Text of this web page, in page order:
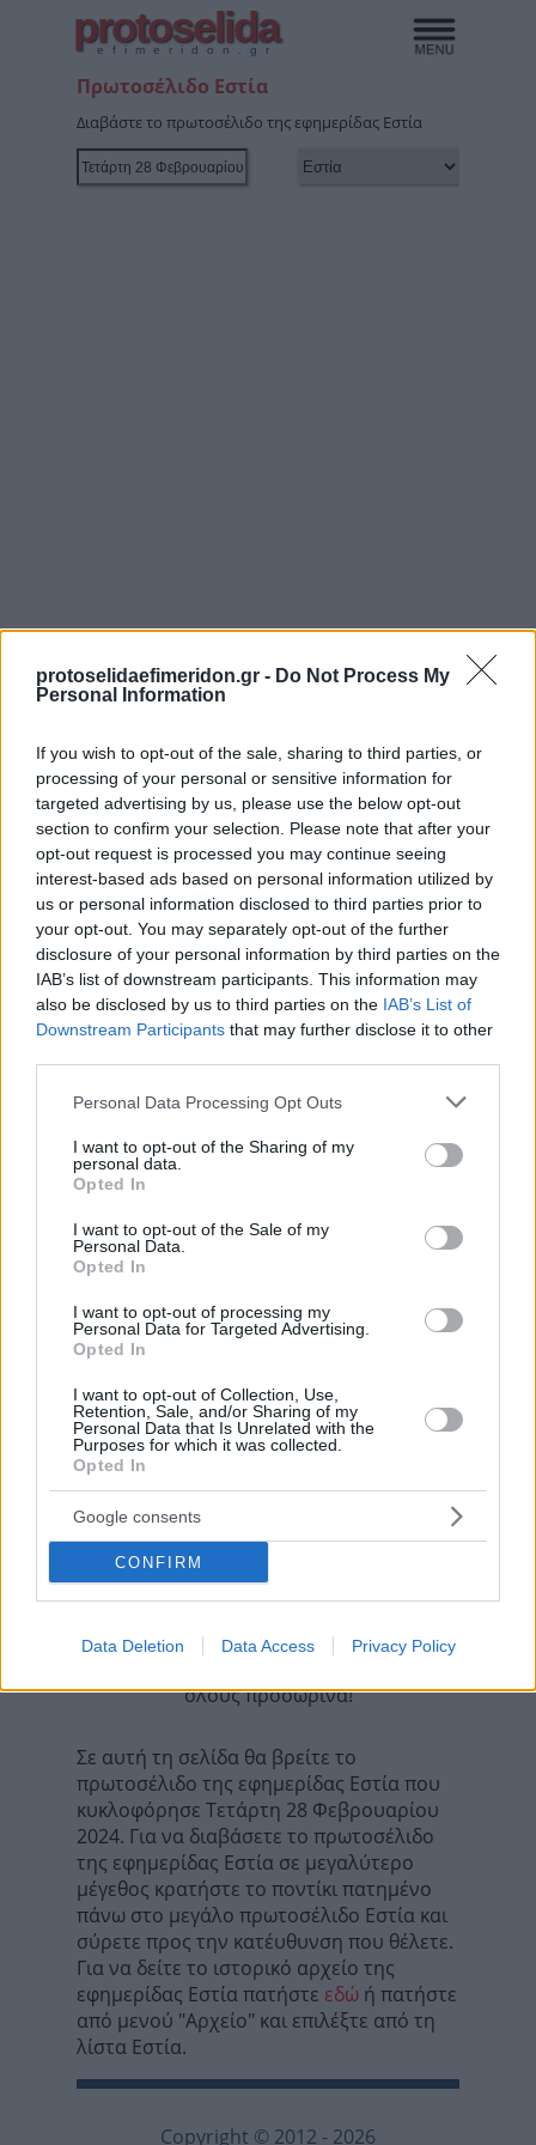
protoselidaefimeridon.gr - Do Not Process My
Personal Information
If you wish to opt-out of the sale, sharing to third parties, or
processing of your personal or sensitive information for
targeted advertising by us, please use the below opt-out
section to confirm your selection. Please note that after your
opt-out request is processed you may continue seeing
interest-based ads based on personal information utilized by
us or personal information disclosed to third parties prior to
your opt-out. You may separately opt-out of the further
disclosure of your personal information by third parties on the
IAB’s list of downstream participants. This information may
also be disclosed by us to third parties on the IAB’s List of
Downstream Participants that may further disclose it to other
Please note that this website/app uses one or more Google
not limited to your visit or usage behaviour. You may click to
grant or deny consent to Google and its third-party tags to
use your data for below specified purposes in below Google
consent section.
Personal Data Processing Opt Outs
I want to opt-out of the Sharing of my
personal data.
Opted In
I want to opt-out of the Sale of my
Personal Data.
Opted In
I want to opt-out of processing my
Personal Data for Targeted Advertising.
Opted In
I want to opt-out of Collection, Use,
Retention, Sale, and/or Sharing of my
Personal Data that Is Unrelated with the
Purposes for which it was collected.
Opted In
Google consents
CONFIRM
Data Deletion Data Access Privacy Policy
protoselida
efimeridon.gr
Πρωτοσέλιδο Εστία
Διαβάστε το πρωτοσέλιδο της εφημερίδας Εστία
Προηγούμενη
Μακελειό
Επόμενη
Espresso
Κοινοποιήστε
Προηγούμενη
Μακελειό
Επόμενη
όλους προσωρινά!
Σε αυτή τη σελίδα θα βρείτε το
πρωτοσέλιδο της εφημερίδας Εστία που
κυκλοφόρησε Τετάρτη 28 Φεβρουαρίου
2024. Για να διαβάσετε το πρωτοσέλιδο
της εφημερίδας Εστία σε μεγαλύτερο
μέγεθος κρατήστε το ποντίκι πατημένο
πάνω στο μεγάλο πρωτοσέλιδο Εστία και
σύρετε προς την κατέυθυνση που θέλετε.
Για να δείτε το ιστορικό αρχείο της
εφημερίδας Εστία πατήστε εδώ ή πατήστε
από μενού "Αρχείο" και επιλέξτε από τη
λίστα Εστία.
Copyright © 2012 - 2026